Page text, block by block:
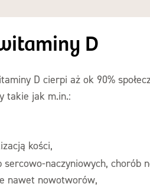
D
D cierpi aż ok 90%
takie jak m.in.:
kości,
naczyniowych, chorób
nawet nowotworów,